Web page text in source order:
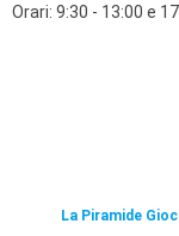
Orari: 9:30 - 13:00 e
La Piramide